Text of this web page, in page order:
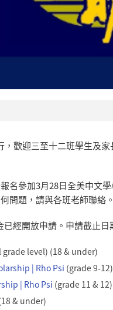
歡迎三至十二班學生及
名參加3月28日全美中文
問題，請與各班老師聯絡。
已經開放申請。申請截止
grade level) (18 & under)
| Rho Psi (grade 9-12)
| Rho Psi (grade 11 & 12)
& under)